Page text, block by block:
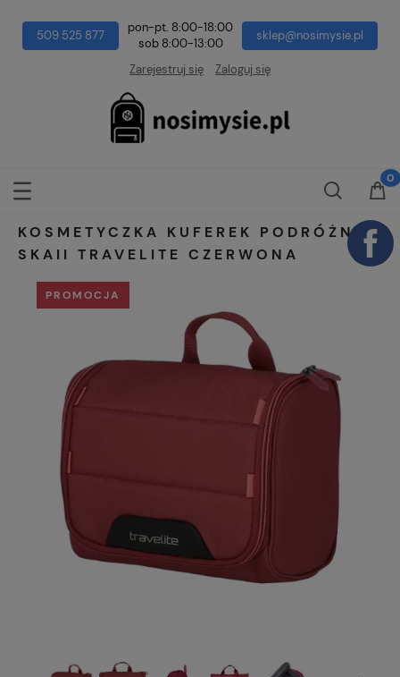
509 525 877
pon-pt. 8:00-18:00
sob 8:00-13:00
sklep@nosimysie.pl
Zarejestruj się Zaloguj się
KOSMETYCZKA KUFEREK PODRÓŻNY
SKAII TRAVELITE CZERWONA
PROMOCJA